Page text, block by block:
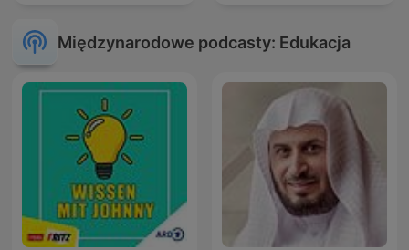
Międzynarodowe podcasty: Edukacja